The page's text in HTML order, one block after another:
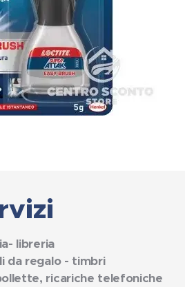
libreria
da regalo - timbri
ricariche telefoniche